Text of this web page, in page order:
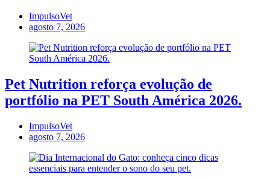
ImpulsoVet
agosto 7, 2026
Pet Nutrition reforça evolução de
portfólio na PET South América 2026.
ImpulsoVet
agosto 7, 2026